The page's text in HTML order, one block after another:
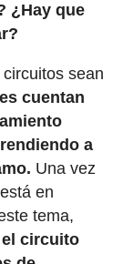
¿Hay que
sean
cuentan
a
Una vez
en
tema,
circuito